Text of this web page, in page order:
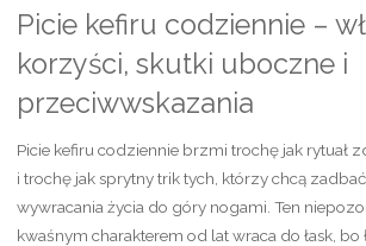
Chłopaka
dla
–
Picie kefiru codziennie –
korzyści, skutki uboczne i
przeciwwskazania
Picie kefiru codziennie brzmi trochę jak rytuał
i trochę jak sprytny trik tych, którzy chcą
wywracania życia do góry nogami. Ten
kwaśnym charakterem od lat wraca do łask, bo